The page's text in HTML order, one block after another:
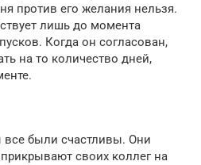
против его желания нельзя.
лишь до момента
Когда он согласован,
на то количество дней,
все были счастливы. Они
своих коллег на